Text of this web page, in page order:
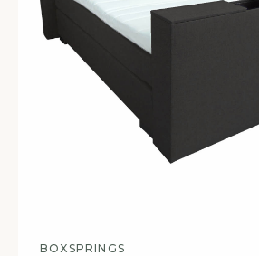
BOXSPRINGS